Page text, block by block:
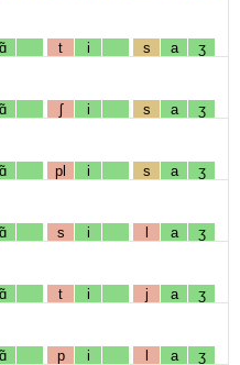
ɑ̃ t i s a ʒ
ɑ̃ ʃ i s a ʒ
ɑ̃ pl i s a ʒ
ɑ̃ s i l a ʒ
ɑ̃ t i j a ʒ
ɑ̃ p i l a ʒ